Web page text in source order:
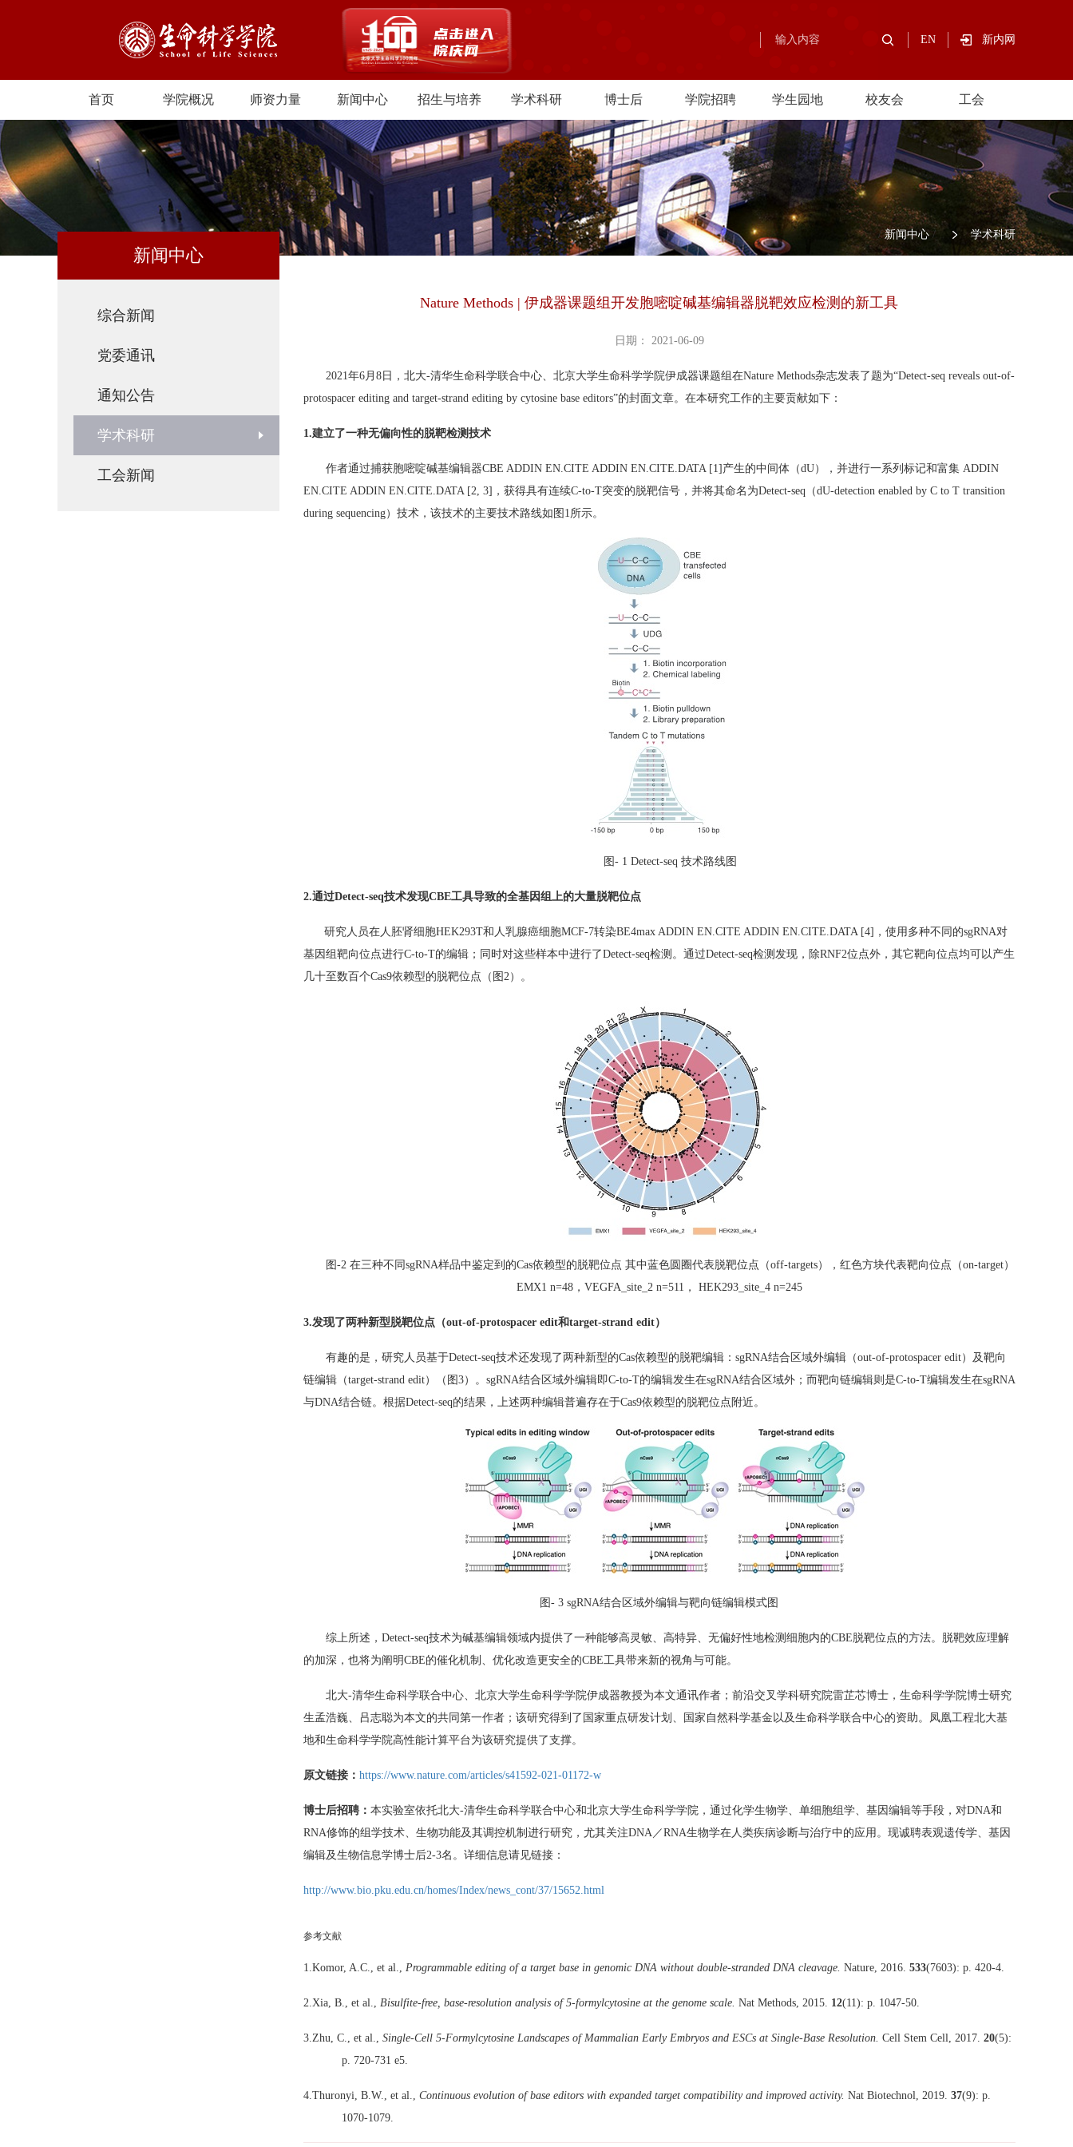
EN 新内网
首页 学院概况 师资力量 新闻中心 招生与培养 学术科研 博士后 学院招聘 学生园地 校友会 工会
/新闻中心 / 学术科研
新闻中心
综合新闻
党委通讯
通知公告
学术科研
工会新闻
Nature Methods | 伊成器课题组开发胞嘧啶碱基编辑器脱靶效应检测的新工具
日期： 2021-06-09
2021年6月 8日，北大-清华生命科学联合中心、北京大学生命科学学院伊成器课题组在Nature Methods杂志发表了题为“Detect-seq reveals out-of-
protospacer editing and target-strand editing by cytosine base editors”的封面文章。在本研究工作的主要贡献如下：
1.建立了一种无偏向性的脱靶检测技术
作者通过捕获胞嘧啶碱基编辑器CBE ADDIN EN.CITE ADDIN EN.CITE.DATA [1] 产生的中间体（dU），并进行一系列标记和富集ADDIN
EN.CITE ADDIN EN.CITE.DATA [2, 3] ，获得具有连续C-to-T突变的脱靶信号，并将其命名为Detect-seq （dU-detection enabled by C to T transition
during sequencing）技术，该技术的主要技术路线如图 1所示。
图 - 1 Detect-seq 技术路线图
2.通过Detect-seq技术发现CBE工具导致的全基因组上的大量脱靶位点
研究人员在人胚肾细胞HEK293T和人乳腺癌细胞MCF-7转染BE4max ADDIN EN.CITEADDIN EN.CITE.DATA [4] ，使用多种不同的sgRNA对
基因组靶向位点进行C-to-T的编辑；同时对这些样本中进行了Detect-seq检测。通过Detect-seq检测发现，除RNF2位点外，其它靶向位点均可以产生
几十至数百个Cas9依赖型的脱靶位点（图 2）。
图 -2 在三种不同 sgRNA样品中鉴定到的Cas依赖型的脱靶位点 其中蓝色圆圈代表脱靶位点（off-targets），红色方块代表靶向位点（on-target）
EMX1 n=48， VEGFA_site_2 n=511 ， HEK293_site_4 n=245
3.发现了两种新型脱靶位点（out-of-protospacer edit和target-strand edit）
有趣的是，研究人员基于Detect-seq技术还发现了两种新型的Cas依赖型的脱靶编辑： sgRNA结合区域外编辑（out-of-protospacer edit）及靶向
链编辑（target-strand edit）（图 3）。 sgRNA结合区域外编辑即C-to-T的编辑发生在sgRNA结合区域外；而靶向链编辑则是C-to-T编辑发生在sgRNA
与DNA结合链。根据Detect-seq的结果，上述两种编辑普遍存在于Cas9依赖型的脱靶位点附近。
图- 3 sgRNA结合区域外编辑与靶向链编辑模式图
综上所述， Detect-seq技术为碱基编辑领域内提供了一种能够高灵敏、高特异、无偏好性地检测细胞内的CBE脱靶位点的方法。脱靶效应理解
的加深，也将为阐明CBE的催化机制、优化改造更安全的CBE工具带来新的视角与可能。
北大-清华生命科学联合中心、北京大学生命科学学院伊成器教授为本文通讯作者；前沿交叉学科研究院雷芷芯博士，生命科学学院博士研究
生孟浩巍、吕志聪为本文的共同第一作者；该研究得到了国家重点研发计划、国家自然科学基金以及生命科学联合中心的资助。凤凰工程北大基
地和生命科学学院高性能计算平台为该研究提供了支撑。
原文链接： https://www.nature.com/articles/s41592-021-01172-w
博士后招聘： 本实验室依托北大-清华生命科学联合中心和北京大学生命科学学院，通过化学生物学、单细胞组学、基因编辑等手段，对DNA和
RNA修饰的组学技术、生物功能及其调控机制进行研究，尤其关注DNA／RNA生物学在人类疾病诊断与治疗中的应用。现诚聘表观遗传学、基因
编辑及生物信息学博士后2-3名。详细信息请见链接：
http://www.bio.pku.edu.cn/homes/Index/news_cont/37/15652.html
参考文献
1.Komor, A.C., et al., Programmable editing of a target base in genomic DNA without double-stranded DNA cleavage. Nature, 2016. 533(7603): p. 420-4.
2.Xia, B., et al., Bisulfite-free, base-resolution analysis of 5-formylcytosine at the genome scale. Nat Methods, 2015. 12(11): p. 1047-50.
3.Zhu, C., et al., Single-Cell 5-Formylcytosine Landscapes of Mammalian Early Embryos and ESCs at Single-Base Resolution. Cell Stem Cell, 2017. 20(5):
p. 720-731 e5.
4.Thuronyi, B.W., et al., Continuous evolution of base editors with expanded target compatibility and improved activity. Nat Biotechnol, 2019. 37(9): p.
1070-1079.